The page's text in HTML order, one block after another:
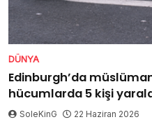
DÜNYA
Edinburgh’da
hücumlarda 5 kişi
SoleKinG 22 Haziran 2026